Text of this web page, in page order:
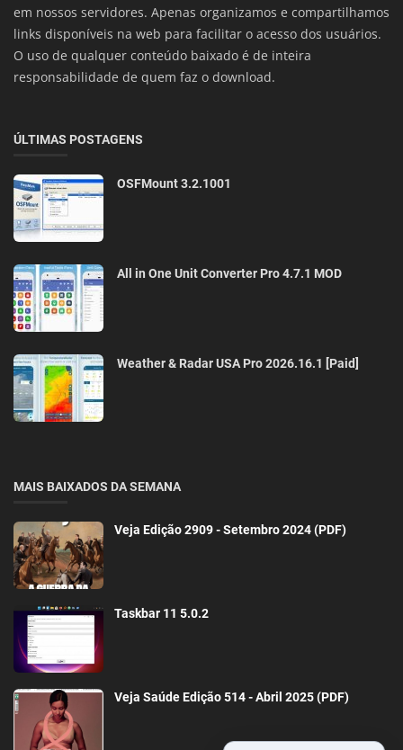
em nossos servidores. Apenas organizamos e compartilhamos
links disponíveis na web para facilitar o acesso dos usuários.
O uso de qualquer conteúdo baixado é de inteira
responsabilidade de quem faz o download.
ÚLTIMAS POSTAGENS
OSFMount 3.2.1001
All in One Unit Converter Pro 4.7.1 MOD
Weather & Radar USA Pro 2026.16.1 [Paid]
MAIS BAIXADOS DA SEMANA
Veja Edição 2909 - Setembro 2024 (PDF)
Taskbar 11 5.0.2
Veja Saúde Edição 514 - Abril 2025 (PDF)